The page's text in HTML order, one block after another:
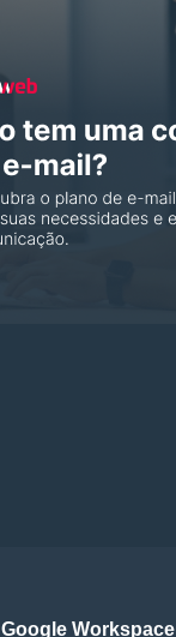
Google Workspace